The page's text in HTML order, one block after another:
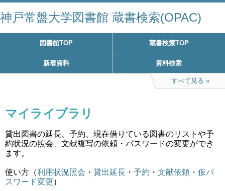
神戸常盤大学図書館 蔵書検索(OPAC)
図書館TOP 蔵書検索TOP
新着資料 資料検索
すべて見る
マイライブラリ
貸出図書の延長、予約、現在借りている図書のリストや予
約状況の照会、文献複写の依頼・パスワードの変更ができ
ます。
使い方（利用状況照会 ・ 貸出延長 ・ 予約 ・ 文献依頼 ・ 仮パ
スワード変更）